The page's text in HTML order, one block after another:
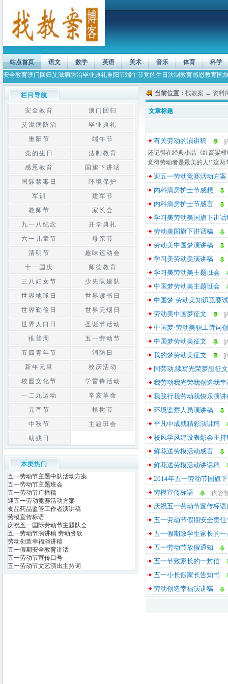
站点首页 语文 数学 英语 美术 音乐 体育
科学
安全教育澳门回归艾滋病防治毕业典礼重阳节端午节党的生日 法制教育感恩教育国
当前位置： 找教案 → 资料
文章标题
有关劳动的演讲稿
[
还记得在经典小品《红高粱
觉得劳动者是最美的人!”这
迎五一劳动竞赛活动方案
内科病房护士节感想
内科病房护士节感言
学习美劳动美国旗下讲话
劳动美国旗下讲话稿
劳动美中国梦演讲稿
学习美劳动美演讲稿
学习美劳动美主题班会
中国梦劳动美主题班会
中国梦·劳动美知识竞赛
劳动美中国梦征文
[
中国梦·劳动美职工诗词
中国梦劳动美征文
[
我的梦劳动美征文 [
同劳动,续写光荣梦想征文
我劳动我光荣我创造我幸
我践行我劳动我快乐演讲
环境监察人员演讲稿
平凡中成就精彩演讲稿
校风学风建设表彰会主持
鲜花送劳模活动感言
鲜花送劳模活动讲话稿
2014年五一劳动节国旗
劳模宣传标语
[内容
庆祝五一劳动节宣传标语
五一劳动节假期安全责任
五一假期致学生家长的
五一劳动节放假通知
五一节致家长的一封信
五一小长假家长告知书
劳动创造幸福演讲稿
栏目导航
安全教育
澳门回归
艾滋病防治
毕业典礼
重阳节
端午节
党的生日
法制教育
感恩教育
国旗下讲话
国际禁毒日
环境保护
军训
建军节
教师节
家长会
九一八纪念
开学典礼
六一儿童节
母亲节
清明节
趣味运动会
十一国庆
师德教育
三八妇女节
少先队建队
世界地球日
世界读书日
世界勤俭日
世界无烟日
世界人口日
圣诞节活动
推普周
五一劳动节
五四青年节
消防日
新年元旦
校庆活动
校园文化节
学雷锋活动
一二九运动
辛亥革命
元宵节
植树节
中秋节
主题班会
助残日
本类热门
五一劳动节主题中队活动方案
五一劳动节主题班会
五一劳动节广播稿
迎五一劳动竞赛活动方案
食品药品监管工作者演讲稿
劳模宣传标语
庆祝五一国际劳动节主题队会
五一劳动节演讲稿 劳动赞歌
劳动创造幸福演讲稿
五一假期安全教育讲话
五一劳动节宣传口号
五一劳动节文艺演出主持词